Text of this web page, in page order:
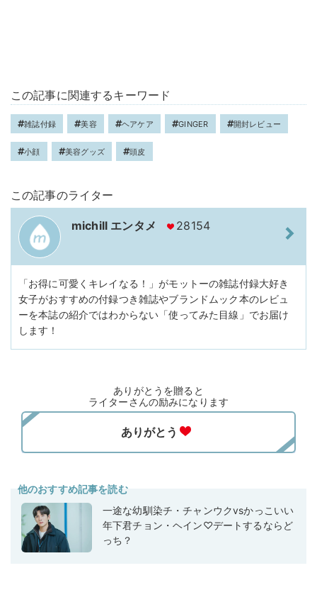
この記事に関連するキーワード
雑誌付録 美容 ヘアケア GINGER 開封レビュー
小顔 美容グッズ 頭皮
この記事のライター
michill エンタメ 28154
「お得に可愛くキレイなる！」がモットーの雑誌付録大好き
女子がおすすめの付録つき雑誌やブランドムック本のレビュ
ーを本誌の紹介ではわからない「使ってみた目線」でお届け
します！
ありがとうを贈ると
ライターさんの励みになります
他のおすすめ記事を読む
一途な幼馴染チ・チャンウクvsかっこいい
年下君チョン・ヘイン♡デートするならど
っち？